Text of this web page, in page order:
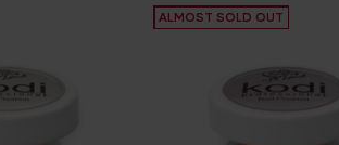
ALMOST SOLD OUT